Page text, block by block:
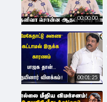
00:00:00
00:01:25